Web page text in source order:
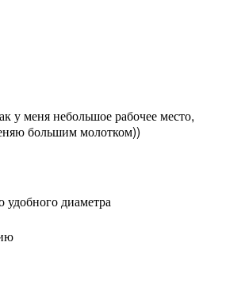
у меня небольшое рабочее место,
большим молотком))
диаметра